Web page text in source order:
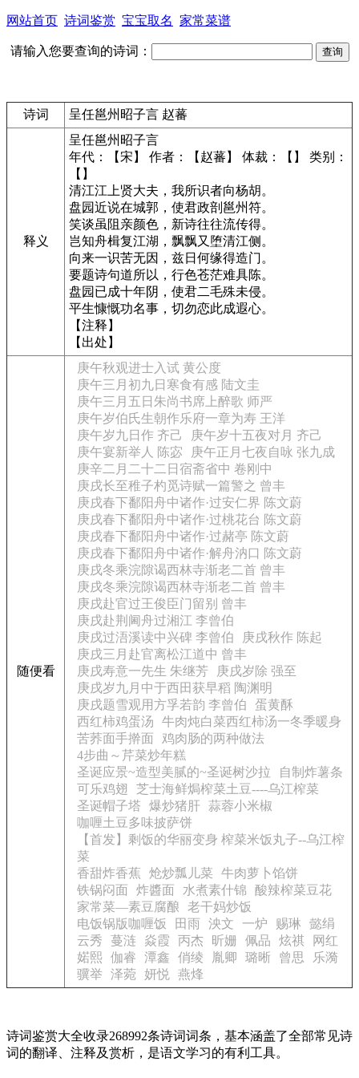
网站首页 诗词鉴赏 宝宝取名 家常菜谱
请输入您要查询的诗词：
诗词 呈任邕州昭子言 赵蕃
释义
呈任邕州昭子言
年代：【宋】 作者：【赵蕃】 体裁：【】 类别：
【】
清江江上贤大夫，我所识者向杨胡。
盘园近说在城郭，使君政剖邕州符。
笑谈虽阻亲颜色，新诗往往流传得。
岂知舟楫复江湖，飘飘又堕清江侧。
向来一识苦无因，兹日何缘得造门。
要题诗句道所以，行色苍茫难具陈。
盘园已成十年阴，使君二毛殊未侵。
平生慷慨功名事，切勿恋此成遐心。
【注释】
【出处】
随便看
庚午秋观进士入试 黄公度
庚午三月初九日寒食有感 陆文圭
庚午三月五日朱尚书席上醉歌 师严
庚午岁伯氏生朝作乐府一章为寿 王洋
庚午岁九日作 齐己
庚午岁十五夜对月 齐己
庚午宴新举人 陈宓
庚午正月七夜自咏 张九成
庚辛二月二十二日宿斋省中 卷刚中
庚戌长至稚子杓觅诗赋一篇警之 曾丰
庚戌春下鄱阳舟中诸作·过安仁界 陈文蔚
庚戌春下鄱阳舟中诸作·过桃花台 陈文蔚
庚戌春下鄱阳舟中诸作·过赭亭 陈文蔚
庚戌春下鄱阳舟中诸作·解舟汭口 陈文蔚
庚戌冬乘浣隙谒西林寺渐老二首 曾丰
庚戌冬乘浣隙谒西林寺渐老二首 曾丰
庚戌赴官过王俊臣门留别 曾丰
庚戌赴荆阃舟过湘江 李曾伯
庚戌过浯溪读中兴碑 李曾伯
庚戌秋作 陈起
庚戌三月赴官离松江道中 曾丰
庚戌寿意一先生 朱继芳
庚戌岁除 强至
庚戌岁九月中于西田获早稻 陶渊明
庚戌题雪观用方孚若韵 李曾伯
蛋黄酥
西红柿鸡蛋汤
牛肉炖白菜西红柿汤一冬季暖身
苦荞面手擀面
鸡肉肠的两种做法
4步曲～芹菜炒年糕
圣诞应景~造型美腻的~圣诞树沙拉
自制炸薯条
可乐鸡翅
芝士海鲜焗榨菜土豆----乌江榨菜
圣诞帽子塔
爆炒猪肝
蒜蓉小米椒
咖喱土豆多味披萨饼
【首发】剩饭的华丽变身 榨菜米饭丸子--乌江榨
菜
香甜炸香蕉
炝炒瓢儿菜
牛肉萝卜馅饼
铁锅闷面
炸醬面 水煮素什锦
酸辣榨菜豆花
家常菜—素豆腐酿
老干妈炒饭
电饭锅版咖喱饭
田雨 泱文 一炉 赐琳
懿绢
云秀
蔓涟 焱霞 丙杰 昕姗 佩品 炫祺
网红
婼熙 伽睿 潭鑫 俏绫 胤卿 璐晰 曾思
乐漪
骥举 泽菀 妍悦 燕烽
诗词鉴赏大全收录268992条诗词词条，基本涵盖了全部常见诗
词的翻译、注释及赏析，是语文学习的有利工具。